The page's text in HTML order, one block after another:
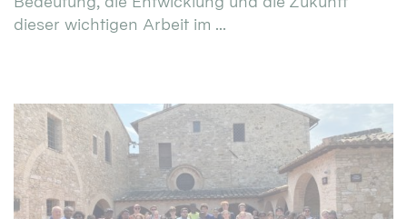
dieser wichtigen Arbeit im ...